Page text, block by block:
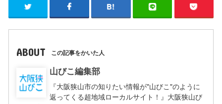
ABOUT この記事をかいた人
山びこ編集部
『大阪狭山市の知りたい情報が"山びこ"のように
返ってくる超地域ローカルサイト！』大阪狭山び